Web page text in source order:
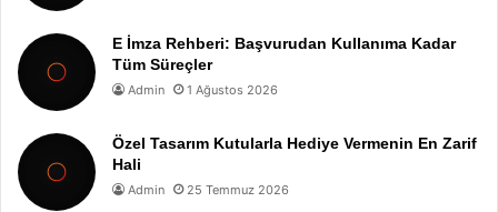
E İmza Rehberi: Başvurudan Kullanıma Kadar
Tüm Süreçler
Admin 1 Ağustos 2026
Özel Tasarım Kutularla Hediye Vermenin En Zarif
Hali
Admin 25 Temmuz 2026